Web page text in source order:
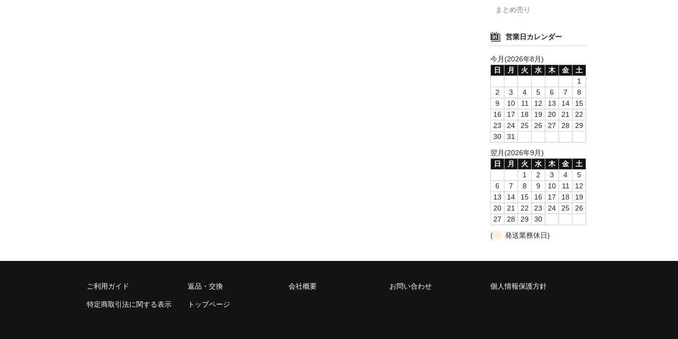
まとめ売り
営業日カレンダー
今月(2026年8月)
日
月 火 水 木 金
土
1
2
3 4 5 6 7
8
9
10 11 12 13 14
15
16
17 18 19 20 21
22
23
24 25 26 27 28
29
30
31
翌月(2026年9月)
日
月 火 水 木 金
土
1
2 3 4
5
6
7 8 9 10 11
12
13
14 15 16 17 18
19
20
21 22 23 24 25
26
27
28 29
30
(
発送業務休日)
ご利用ガイド 返品・交換 会社概要 お問い合わせ 個人情報保護方針
特定商取引法に関する表示 トップページ